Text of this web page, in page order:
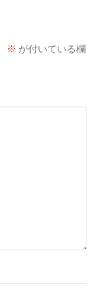
※ が付いている欄